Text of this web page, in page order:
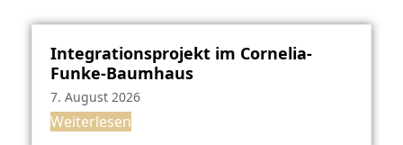
Integrationsprojekt im Cornelia-
Funke-Baumhaus
7. August 2026
Weiterlesen